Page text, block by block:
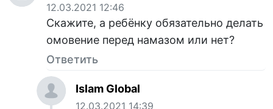
12.03.2021 12:46
Скажите, а ребёнку обязательно делать
омовение перед намазом или нет?
Ответить
Islam Global
12.03.2021 14:39